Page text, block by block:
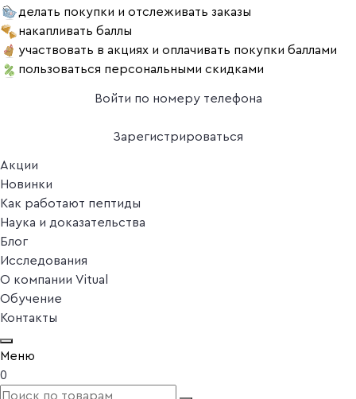
делать покупки и отслеживать заказы
накапливать баллы
участвовать в акциях и оплачивать покупки баллами
пользоваться персональными скидками
Войти по номеру телефона
Зарегистрироваться
Акции
Новинки
Как работают пептиды
Наука и доказательства
Блог
Исследования
О компании Vitual
Обучение
Контакты
Меню
0